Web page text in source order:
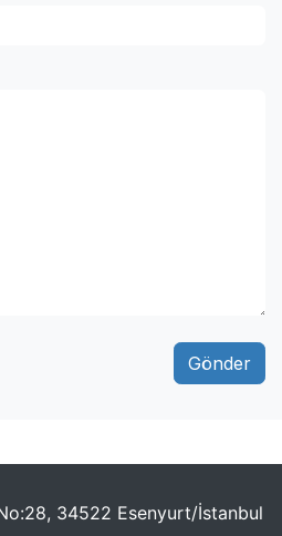
Gönder
34522 Esenyurt/İstanbul